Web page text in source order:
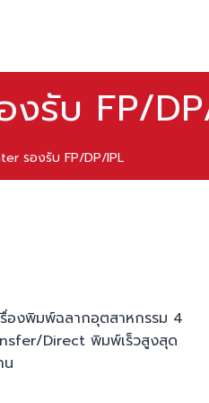
รับ FP/
รองรับ FP/DP/IPL